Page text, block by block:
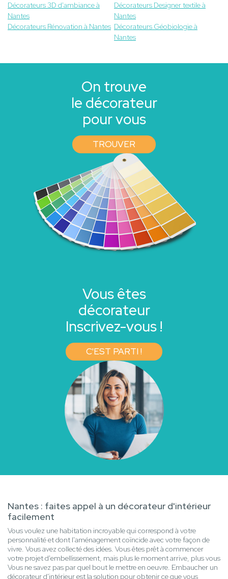
Décorateurs 3D d'ambiance à
Nantes
Décorateurs Designer textile à
Nantes
Décorateurs Rénovation à Nantes Décorateurs Géobiologie à
Nantes
On trouve
le décorateur
pour vous
TROUVER
Vous êtes
décorateur
Inscrivez-vous !
C'EST PARTI !
Nantes : faites appel à un décorateur d'intérieur
facilement
Vous voulez une habitation incroyable qui correspond à votre
personnalité et dont l'aménagement coïncide avec votre façon de
vivre. Vous avez collecté des idées. Vous êtes prêt à commencer
votre projet d'embellissement, mais plus le moment arrive, plus vous
Vous ne savez pas par quel bout le mettre en oeuvre. Embaucher un
décorateur d'intérieur est la solution pour obtenir ce que vous